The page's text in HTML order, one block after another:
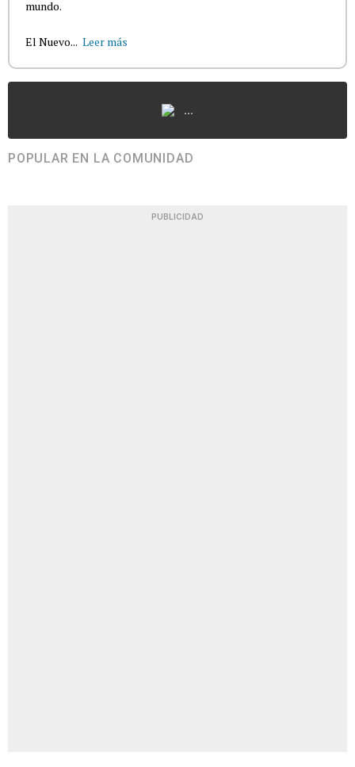
mundo.
El Nuevo... Leer más
...
POPULAR EN LA COMUNIDAD
PUBLICIDAD